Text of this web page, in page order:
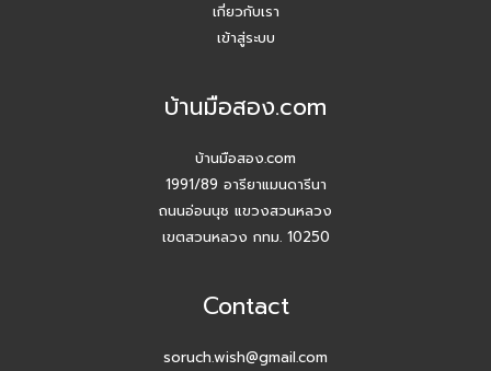
เกี่ยวกับเรา
เข้าสู่ระบบ
บ้านมือสอง.com
บ้านมือสอง.com
1991/89 อารียาแมนดารีนา
ถนนอ่อนนุช แขวงสวนหลวง
เขตสวนหลวง กทม. 10250
Contact
soruch.wish@gmail.com